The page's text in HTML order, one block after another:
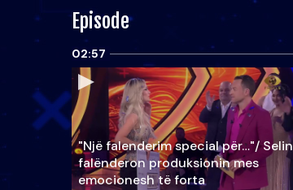
Episode
02:57
"Një falenderim special për…"/ Selin
falënderon produksionin mes
emocionesh të forta